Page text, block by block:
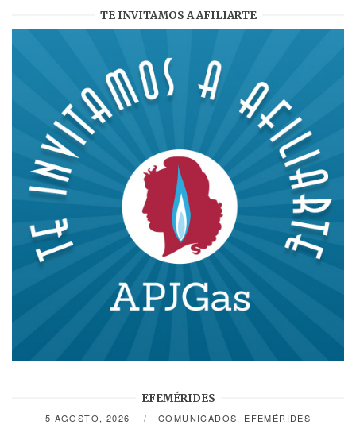
TE INVITAMOS A AFILIARTE
EFEMÉRIDES
5 AGOSTO, 2026 COMUNICADOS EFEMÉRIDES